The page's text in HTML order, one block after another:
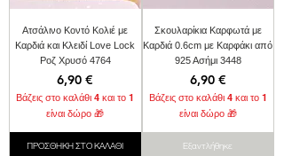
Ατσάλινο Κοντό Κολιέ με
Καρδιά και Κλειδί Love Lock
Ροζ Χρυσό 4764
Τιμή
6,90 €
Βάζεις στο καλάθι 4 και το 1
είναι δώρο 🎁
ΠΡΟΣΘΗΚΗ ΣΤΟ ΚΑΛΑΘΙ
Σκουλαρίκια Καρφωτά με
Καρδιά 0.6cm με Καρφάκι από
925 Ασήμι 3448
Τιμή
6,90 €
Βάζεις στο καλάθι 4 και το 1
είναι δώρο 🎁
Εξαντλήθηκε